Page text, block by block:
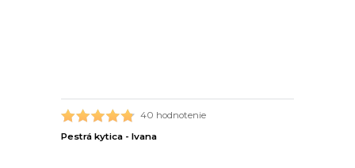
40 hodnotenie
Pestrá kytica - Ivana